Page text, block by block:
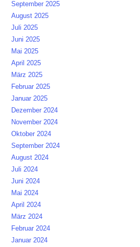
September 2025
August 2025
Juli 2025
Juni 2025
Mai 2025
April 2025
März 2025
Februar 2025
Januar 2025
Dezember 2024
November 2024
Oktober 2024
September 2024
August 2024
Juli 2024
Juni 2024
Mai 2024
April 2024
März 2024
Februar 2024
Januar 2024